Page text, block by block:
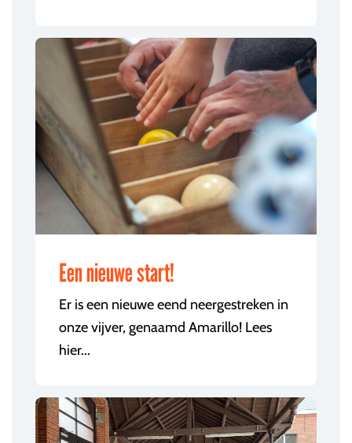
Een nieuwe start!
Er is een nieuwe eend neergestreken in
onze vijver, genaamd Amarillo! Lees
hier...